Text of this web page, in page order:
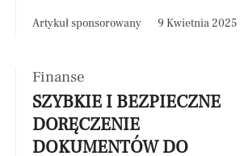
Artykuł sponsorowany 9 Kwietnia 2025
Finanse
SZYBKIE I BEZPIECZNE
DORĘCZENIE
DOKUMENTÓW DO